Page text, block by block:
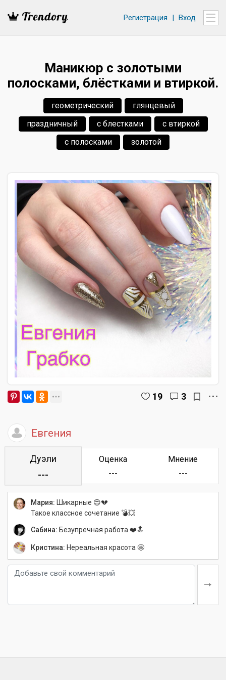
Регистрация | Вход
Маникюр с золотыми
полосками, блёстками и втиркой.
геометрический
глянцевый
праздничный
с блестками
с втиркой
с полосками
золотой
19 3
Евгения
Дуэли
---
Оценка
---
Мнение
---
Мария: Шикарные 😍💔
Такое классное сочетание 💣💥
Сабина: Безупречная работа ❤️🔝
Кристина: Нереальная красота 🤩